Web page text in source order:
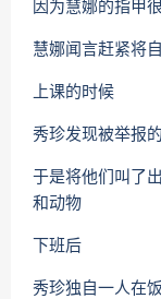
因为慧娜的指甲
慧娜闻言赶紧将
上课的时候
秀珍发现被举报
于是将他们叫了
和动物
下班后
秀珍独自一人在